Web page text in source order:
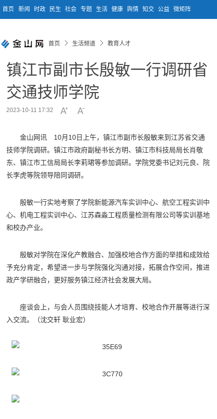
首页 新闻 时政 民生 社会 专题 生活 健康 舆情 知交 公益 微矩阵
首页 生活频道 教育人才
镇江市副市长殷敏一行调研省
交通技师学院
2023-10-11 17:32
金山网讯 10月10日上午，镇江市副市长殷敏来到江苏省交通
技师学院调研。镇江市政府副秘书长方明、镇江市科技局局长肖敬
东、镇江市工信局局长李莉珺等参加调研。学院党委书记刘元良、院
长李虎等院领导陪同调研。
殷敏一行实地考察了学院新能源汽车实训中心、航空工程实训中
心、机电工程实训中心、江苏森淼工程质量检测有限公司等实训基地
和校办产业。
殷敏对学院在深化产教融合、加强校地合作方面的举措和成效给
予充分肯定，希望进一步与学院强化沟通对接，拓展合作空间，推进
政产学研融合，更好服务镇江经济社会发展大局。
座谈会上，与会人员围绕技能人才培育、校地合作开展等进行深
入交流。
（沈交轩 耿业宏）